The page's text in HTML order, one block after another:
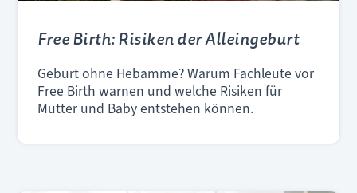
Free Birth: Risiken der Alleingeburt
Geburt ohne Hebamme? Warum Fachleute vor
Free Birth warnen und welche Risiken für
Mutter und Baby entstehen können.